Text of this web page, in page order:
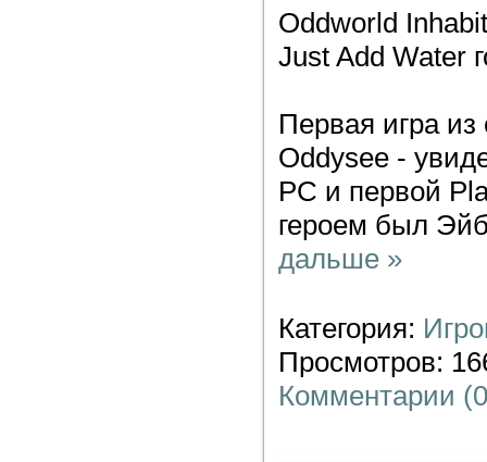
Oddworld
Just Add Water
Первая игра
Oddysee -
PC и первой
героем был
дальше »
Категория:
Просмотров:
Комментарии